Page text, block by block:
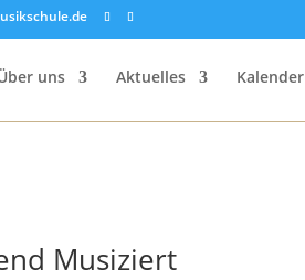
uns Aktuelles Kalender
Musiziert